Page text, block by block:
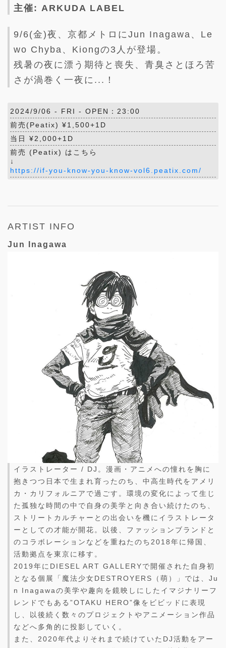
主催: ARKUDA LABEL
9/6(金)夜、京都メトロにJun Inagawa、Le
wo Chyba、Kiongの3人が登場。
残暑の夜に漂う期待と喪失、青臭さとほろ苦
さが渦巻く一夜に...！
2024/9/06 - FRI - OPEN：23:00
前売(Peatix) ¥1,500+1D
当日 ¥2,000+1D
前売 (Peatix) はこちら
↓
https://if-you-know-you-know-vol6.peatix.com/
ARTIST INFO
Jun Inagawa
イラストレーター / DJ。漫画・アニメへの憧れを胸に
抱きつつ日本で生まれ育ったのち、中高生時代をアメリ
カ・カリフォルニアで過ごす。環境の変化によって生じ
た孤独な時間の中で自身の美学と向き合い続けたのち、
ストリートカルチャーとの出会いを機にイラストレータ
ーとしての才能が開花。以後、ファッションブランドと
のコラボレーションなどを重ねたのち2018年に帰国、
活動拠点を東京に移す。
2019年にDIESEL ART GALLERYで開催された自身初
となる個展「魔法少女DESTROYERS（萌）」では、Ju
n Inagawaの美学や趣向を鏡映しにしたイマジナリーフ
レンドでもある”OTAKU HERO”像をビビッドに表現
し、以後続く数々のプロジェクトやアニメーション作品
などへ多角的に投影していく。
また、2020年代よりそれまで続けていたDJ活動をアー